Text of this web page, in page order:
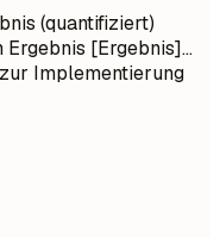
(quantifiziert)
[Ergebnis]...
Implementierung